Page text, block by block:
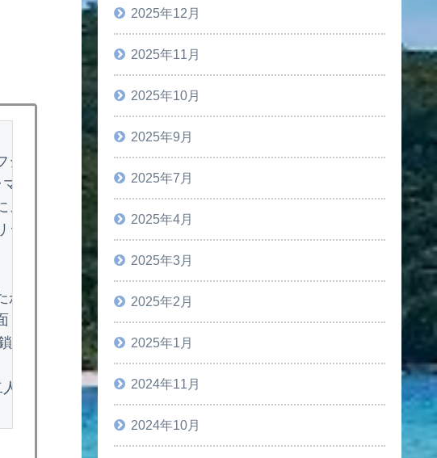
オカ演じる誉獅子雄（ほまれししお）と、岩田剛典演じる若
枠で放送された『シャーロック』が映画化！
華麗なる一族の闇に獅子雄と若宮が迫ります。
シュな演出、美しい映像はそのままに、映画ならではの重厚
、その直後、資産家は莫大な遺産を遺して謎の変死を遂げる
々と、怪しき関係者たち…。
るように次々に起こる事件。
が辿り着いた恐ろしき真相とはー？
2025年12月
2025年11月
2025年10月
2025年9月
2025年7月
2025年4月
2025年3月
2025年2月
2025年1月
2024年11月
2024年10月